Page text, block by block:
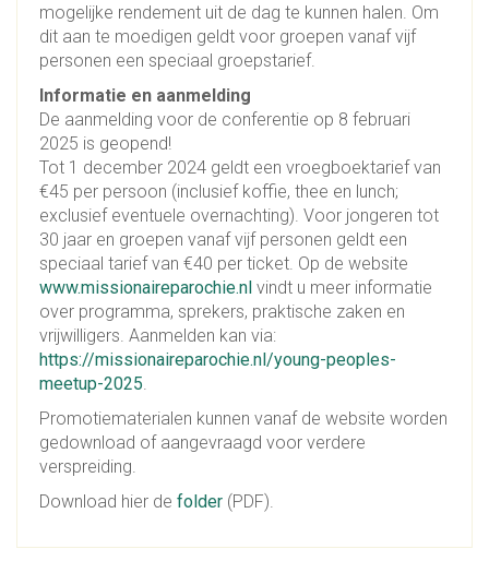
mogelijke rendement uit de dag te kunnen halen. Om
dit aan te moedigen geldt voor groepen vanaf vijf
personen een speciaal groepstarief.
Informatie en aanmelding
De aanmelding voor de conferentie op 8 februari
2025 is geopend!
Tot 1 december 2024 geldt een vroegboektarief van
€45 per persoon (inclusief koffie, thee en lunch;
exclusief eventuele overnachting). Voor jongeren tot
30 jaar en groepen vanaf vijf personen geldt een
speciaal tarief van €40 per ticket. Op de website
www.missionaireparochie.nl vindt u meer informatie
over programma, sprekers, praktische zaken en
vrijwilligers. Aanmelden kan via:
https://missionaireparochie.nl/young-peoples-
meetup-2025
Promotiematerialen kunnen vanaf de website worden
gedownload of aangevraagd voor verdere
verspreiding.
Download hier de folder (PDF).